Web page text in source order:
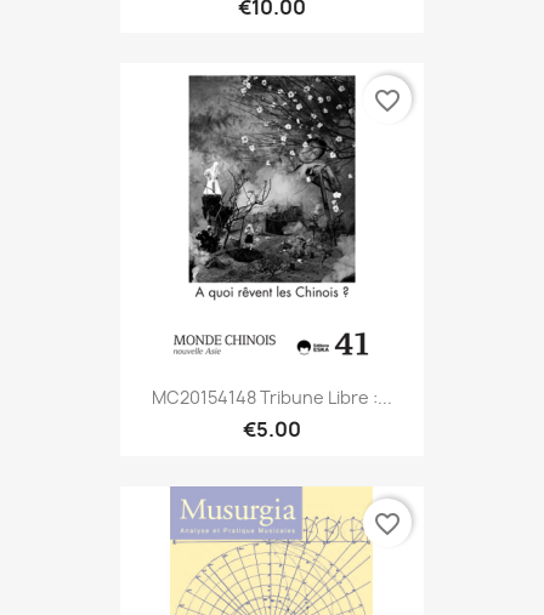
€10.00
MC20154148 Tribune Libre :...
€5.00
favorite_border
favorite_border